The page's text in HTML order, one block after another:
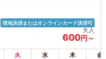
内遊び場です。ファミリー
現地決済またはオンラインカード決済可
大人
600円～
火 水 木 金